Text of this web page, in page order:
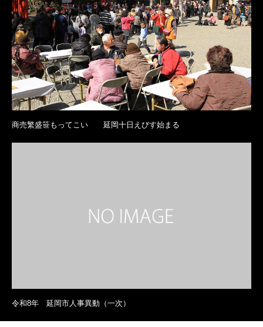
商売繁盛笹もってこい 延岡十日えびす始まる
令和8年 延岡市人事異動（一次）